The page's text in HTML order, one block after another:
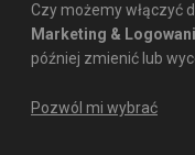
IBM w Polsce i
europejskiego biura
Jako Kierownik
Czy możemy włączyć
Marketing &
później zmienić lub
Pozwól mi wybrać